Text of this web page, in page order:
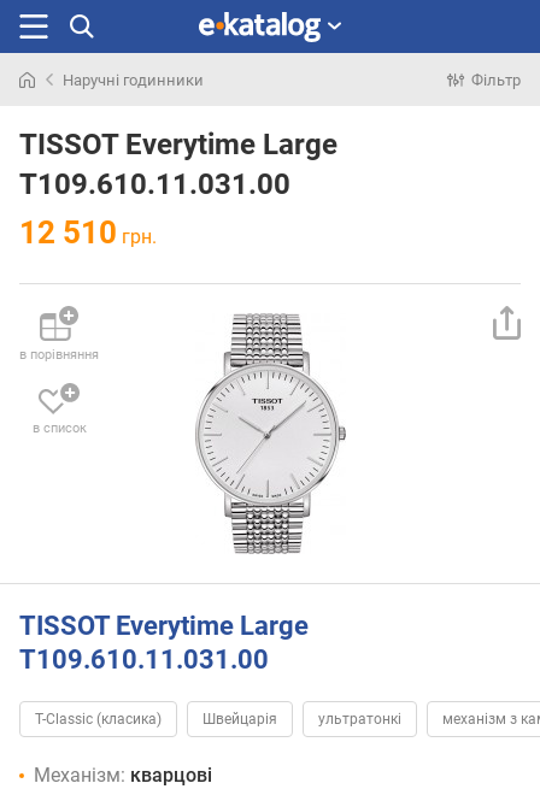
раніше
Наручні годинники Фільтр
TISSOT Everytime Large
T109.610.11.031.00
12 510 грн.
в порівняння
в список
TISSOT Everytime Large
T109.610.11.031.00
T-Classic (класика) Швейцарія ультратонкі механізм з
Механізм: кварцові